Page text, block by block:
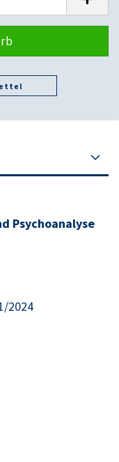
Psychoanalyse
2024